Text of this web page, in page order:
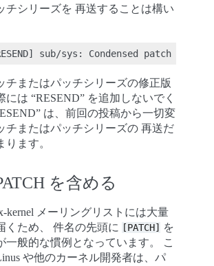
チシリーズを 再送することは構い
チまたはパッチシリーズの修正版
には “RESEND” を追加しないでく
は、前回の投稿から一切変
チまたはパッチシリーズの 再送だ
ります。
を含める
kernel メーリングリストには大量
くため、 件名の先頭に
[PATCH]
を
一般的な慣例となっています。 こ
や他のカーネル開発者は、パ